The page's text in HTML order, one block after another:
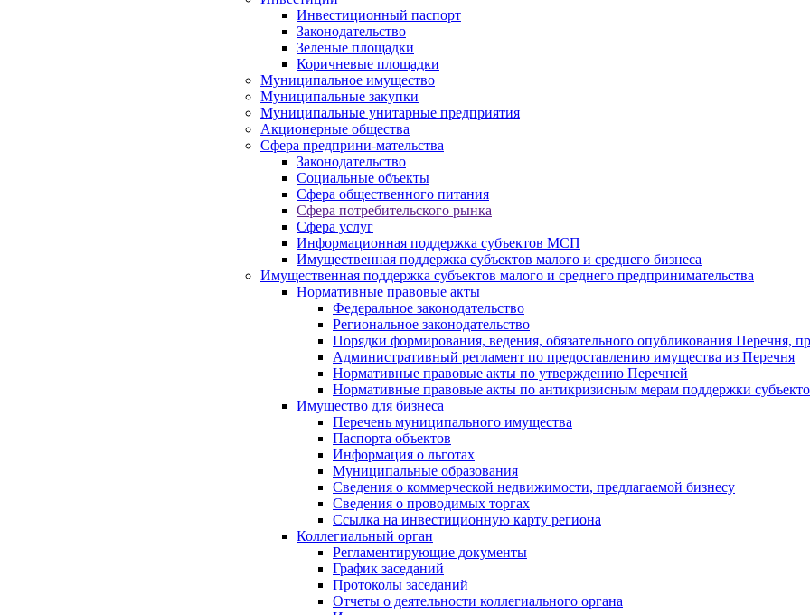
Инвестиционный паспорт
Законодательство
Зеленые площадки
Коричневые площадки
Муниципальное имущество
Муниципальные закупки
Муниципальные унитарные предприятия
Акционерные общества
Сфера предприни-мательства
Законодательство
Социальные объекты
Сфера общественного питания
Сфера потребительского рынка
Сфера услуг
Информационная поддержка субъектов МСП
Имущественная поддержка субъектов малого и среднего бизнеса
Имущественная поддержка субъектов малого и среднего предпринимательства
Нормативные правовые акты
Федеральное законодательство
Региональное законодательство
Порядки формирования, ведения, обязательного опубликования Перечня,
Административный регламент по предоставлению имущества из Перечня
Нормативные правовые акты по утверждению Перечней
Нормативные правовые акты по антикризисным мерам поддержки
Имущество для бизнеса
Перечень муниципального имущества
Паспорта объектов
Информация о льготах
Муниципальные образования
Сведения о коммерческой недвижимости, предлагаемой бизнесу
Сведения о проводимых торгах
Ссылка на инвестиционную карту региона
Коллегиальный орган
Регламентирующие документы
График заседаний
Протоколы заседаний
Отчеты о деятельности коллегиального органа